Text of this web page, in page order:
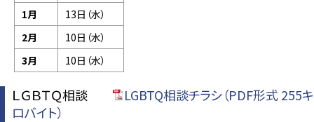
1月
13日（水）
2月
10日（水）
3月
10日（水）
ＬＧＢＴＱ相談
LGBTQ相談チラシ（PDF形式 255キ
ロバイト）